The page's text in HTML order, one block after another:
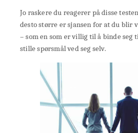
Jo raskere du reagerer på disse
desto større er sjansen for at du blir
– som en som er villig til å binde seg
stille spørsmål ved seg selv.